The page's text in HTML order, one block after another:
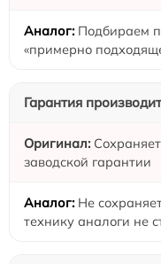
Подбираем
«примерно
Гарантия
заводской гарантии
Не
технику аналоги не